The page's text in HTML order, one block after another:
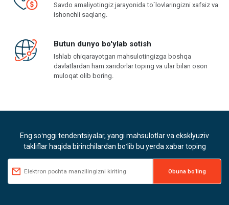
Savdo amaliyotingiz jarayonida to`lovlaringizni xafsiz va
ishonchli saqlang.
Butun dunyo bo'ylab sotish
Ishlab chiqarayotgan mahsulotingizga boshqa
davlatlardan ham xaridorlar toping va ular bilan oson
muloqat olib boring.
Eng soʻnggi tendentsiyalar, yangi mahsulotlar va eksklyuziv
takliflar haqida birinchilardan boʻlib bu yerda xabar toping